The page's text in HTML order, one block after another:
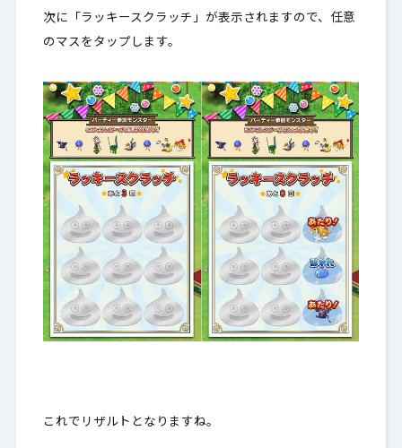
次に「ラッキースクラッチ」が表示されますので、任意
のマスをタップします。
これでリザルトとなりますね。